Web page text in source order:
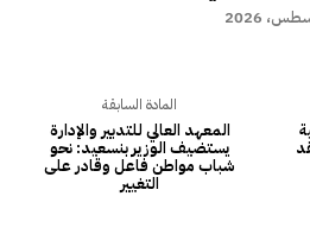
المادة السابقة
المعهد العالي للتدبير والإدارة
يستضيف الوزير بنسعيد: نحو
شباب مواطن فاعل وقادر على
التغيير